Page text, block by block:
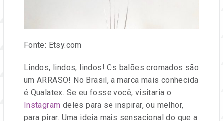
Fonte: Etsy.com
Lindos, lindos, lindos! Os balões cromados são
um ARRASO! No Brasil, a marca mais conhecida
é Qualatex. Se eu fosse você, visitaria o
Instagram deles para se inspirar, ou melhor,
para pirar. Uma ideia mais sensacional do que a